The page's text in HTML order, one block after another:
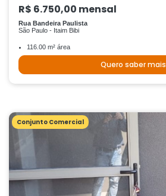
R$ 6.750,00 mensal
Rua Bandeira Paulista
São Paulo - Itaim Bibi
116.00 m² área
Quero saber mais
Conjunto Comercial